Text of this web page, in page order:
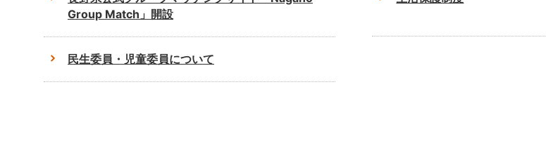
Group Match」開設
民生委員・児童委員について